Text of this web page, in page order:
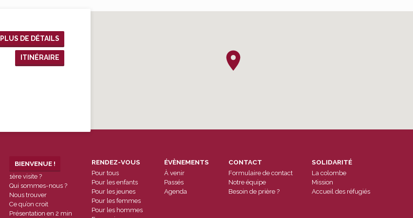
PLUS DE DÉTAILS
ITINÉRAIRE
BIENVENUE !
1ère visite ?
Qui sommes-nous ?
Nous trouver
Ce qu’on croit
Présentation en 2 min
RENDEZ-VOUS
Pour tous
Pour les enfants
Pour les jeunes
Pour les femmes
Pour les hommes
ÉVÈNEMENTS
À venir
Passés
Agenda
CONTACT
Formulaire de contact
Notre équipe
Besoin de prière ?
SOLIDARITÉ
La colombe
Mission
Accueil des réfugiés